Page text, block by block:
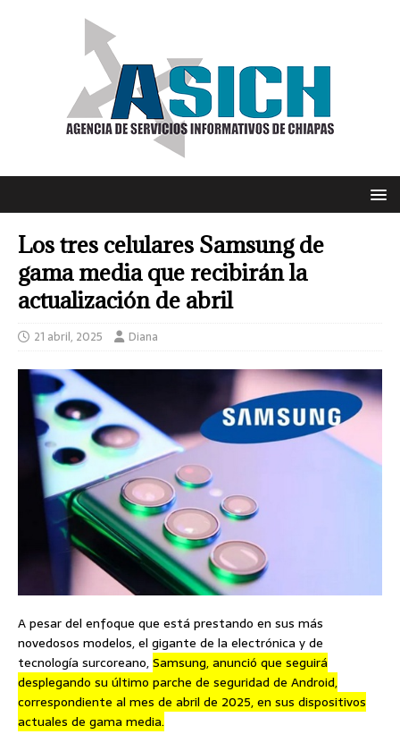
Los tres celulares Samsung de
gama media que recibirán la
actualización de abril
21 abril, 2025 Diana
A pesar del enfoque que está prestando en sus más
novedosos modelos, el gigante de la electrónica y de
tecnología surcoreano,Samsung, anunció que seguirá
desplegando su último parche de seguridad de Android,
correspondiente al mes de abril de 2025, en sus dispositivos
actuales de gama media.